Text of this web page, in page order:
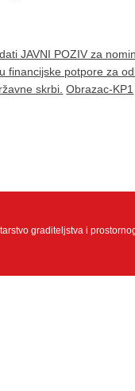
JAVNI POZIV za
financijske potpore za
skrbi. Obrazac-KP1
graditeljstva i